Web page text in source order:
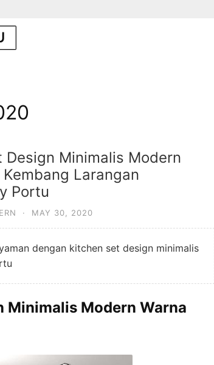
Design Minimalis Modern
Larangan
Portu
· MAY 30, 2020
dengan kitchen set design minimalis
Minimalis Modern Warna